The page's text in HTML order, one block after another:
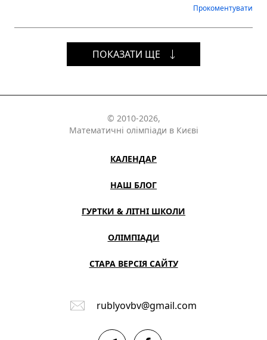
Прокоментувати
ПОКАЗАТИ ЩЕ
© 2010-2026,
Математичні олімпіади в Києві
КАЛЕНДАР
НАШ БЛОГ
ГУРТКИ & ЛІТНІ ШКОЛИ
ОЛІМПІАДИ
СТАРА ВЕРСІЯ САЙТУ
rublyovbv@gmail.com